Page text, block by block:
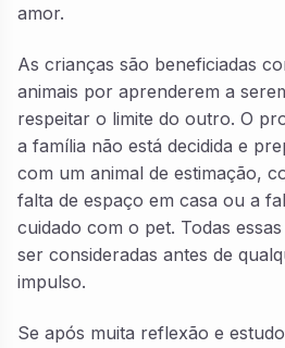
amor.
As crianças são beneficiadas
animais por aprenderem a
respeitar o limite do outro. O
a família não está decidida e
com um animal de estimação,
falta de espaço em casa ou a
cuidado com o pet. Todas
ser consideradas antes de
impulso.
Se após muita reflexão e